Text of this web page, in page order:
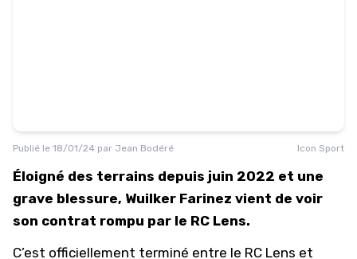
Publié le 18/01/24 par Jean Bodéré Icon Sport
Éloigné des terrains depuis juin 2022 et une
grave blessure, Wuilker Farinez vient de voir
son contrat rompu par le RC Lens.
C’est officiellement terminé entre le RC Lens et